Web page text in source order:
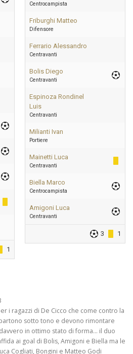
1
Centrocampista
Friburghi Matteo
Difensore
Ferrario Alessandro
Centravanti
Bolis Diego
Centravanti
Espinoza Rondinel
Luis
Centravanti
Milianti Ivan
Portiere
Mainetti Luca
Centravanti
Biella Marco
Centrocampista
Amigoni Luca
Centravanti
3 1
i ragazzi di De Cicco che come contro la
sotto tono e devono rimontare
in ottimo stato di forma… il duo
ai goal di Bolis, Amigoni e Biella ma le
Cogliati, Bongini e Matteo Godi